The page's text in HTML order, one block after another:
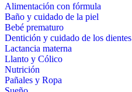
Alimentación con fórmula
Baño y cuidado de la piel
Bebé prematuro
Dentición y cuidado de los dientes
Lactancia materna
Llanto y Cólico
Nutrición
Pañales y Ropa